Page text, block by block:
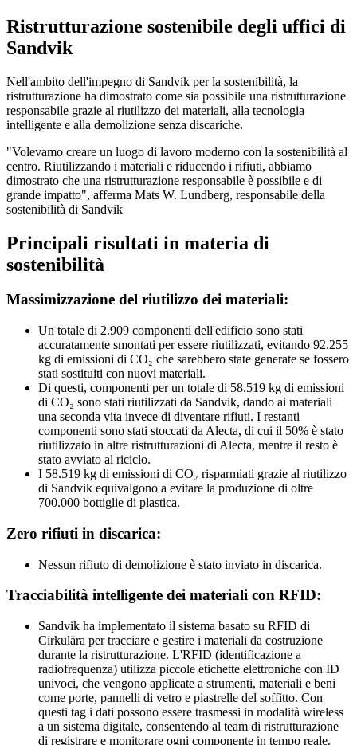
Ristrutturazione sostenibile degli uffici di
Sandvik
Nell'ambito dell'impegno di Sandvik per la sostenibilità, la
ristrutturazione ha dimostrato come sia possibile una ristrutturazione
responsabile grazie al riutilizzo dei materiali, alla tecnologia
intelligente e alla demolizione senza discariche.
"Volevamo creare un luogo di lavoro moderno con la sostenibilità al
centro. Riutilizzando i materiali e riducendo i rifiuti, abbiamo
dimostrato che una ristrutturazione responsabile è possibile e di
grande impatto", afferma Mats W. Lundberg, responsabile della
sostenibilità di Sandvik
Principali risultati in materia di
sostenibilità
Massimizzazione del riutilizzo dei materiali:
Un totale di 2.909 componenti dell'edificio sono stati
accuratamente smontati per essere riutilizzati, evitando 92.255
kg di emissioni di CO₂ che sarebbero state generate se fossero
stati sostituiti con nuovi materiali.
Di questi, componenti per un totale di 58.519 kg di emissioni
di CO₂ sono stati riutilizzati da Sandvik, dando ai materiali
una seconda vita invece di diventare rifiuti. I restanti
componenti sono stati stoccati da Alecta, di cui il 50% è stato
riutilizzato in altre ristrutturazioni di Alecta, mentre il resto è
stato avviato al riciclo.
I 58.519 kg di emissioni di CO₂ risparmiati grazie al riutilizzo
di Sandvik equivalgono a evitare la produzione di oltre
700.000 bottiglie di plastica.
Zero rifiuti in discarica:
Nessun rifiuto di demolizione è stato inviato in discarica.
Tracciabilità intelligente dei materiali con RFID:
Sandvik ha implementato il sistema basato su RFID di
Cirkulära per tracciare e gestire i materiali da costruzione
durante la ristrutturazione. L'RFID (identificazione a
radiofrequenza) utilizza piccole etichette elettroniche con ID
univoci, che vengono applicate a strumenti, materiali e beni
come porte, pannelli di vetro e piastrelle del soffitto. Con
questi tag i dati possono essere trasmessi in modalità wireless
a un sistema digitale, consentendo al team di ristrutturazione
di registrare e monitorare ogni componente in tempo reale.